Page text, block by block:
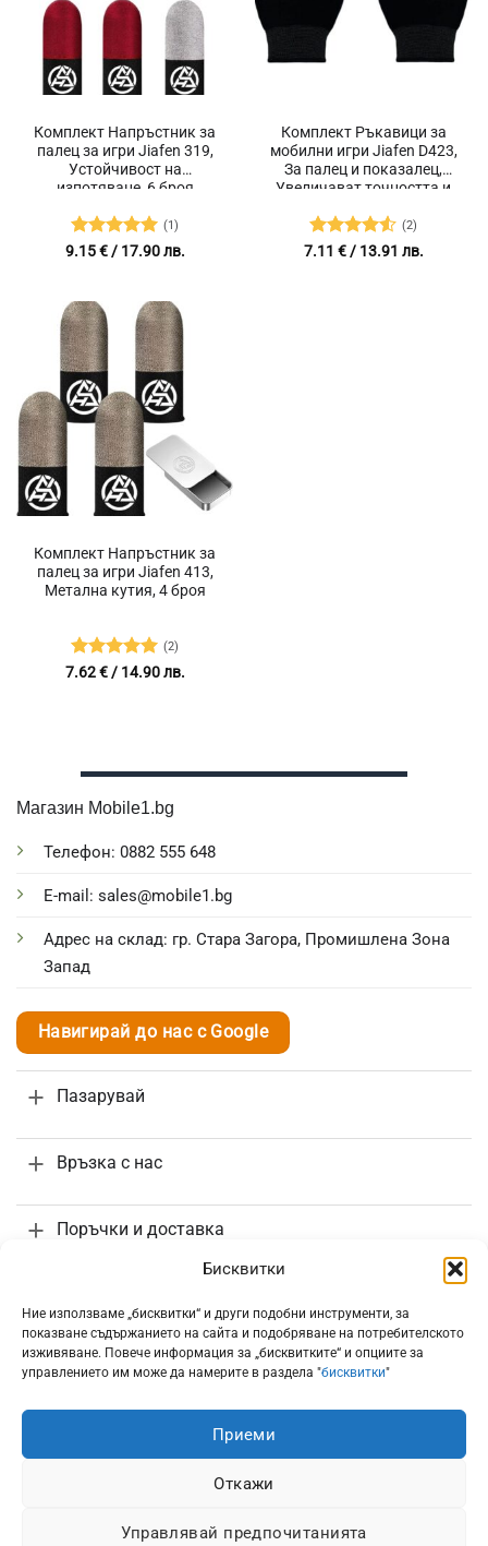
Бисквитки
Ние използваме „бисквитки“ и други подобни инструменти, за
показване съдържанието на сайта и подобряване на потребителското
изживяване. Повече информация за „бисквитките“ и опциите за
управлението им може да намерите в раздела "бисквитки"
Приеми
Откажи
Управлявай предпочитанията
Комплект Напръстник за
палец за игри Jiafen 319,
Устойчивост на
изпотяване, 6 броя
Оценено с
(1)
9.15€/ 17.90 лв.
Комплект Ръкавици за
мобилни игри Jiafen D423,
За палец и показалец,
Увеличават точността и
2 броя
Оценено
(2)
7.11 €/ 13.91 лв.
Комплект Напръстник за
палец за игри Jiafen 413,
Метална кутия, 4 броя
Оценено с
(2)
7.62€/ 14.90 лв.
Магазин Mobile1.bg
Телефон: 0882 555 648
E-mail: sales@mobile1.bg
Адрес на склад: гр. Стара Загора, Промишлена Зона
Запад
Навигирай до нас с Google
Пазарувай
Връзка с нас
Поръчки и доставка
Всички цени са с включено 20% ДДС